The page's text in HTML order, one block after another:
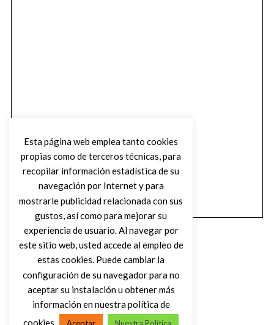
Esta página web emplea tanto cookies
propias como de terceros técnicas, para
recopilar información estadística de su
navegación por Internet y para
mostrarle publicidad relacionada con sus
gustos, así como para mejorar su
experiencia de usuario. Al navegar por
este sitio web, usted accede al empleo de
estas cookies. Puede cambiar la
configuración de su navegador para no
aceptar su instalación u obtener más
información en nuestra política de
cookies